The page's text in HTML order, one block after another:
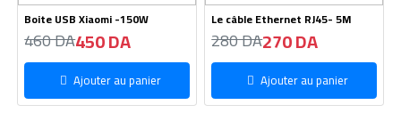
Boite USB Xiaomi -150W
460 DA450 DA
Ajouter au panier
Le câble Ethernet RJ45- 5M
280 DA270 DA
Ajouter au panier